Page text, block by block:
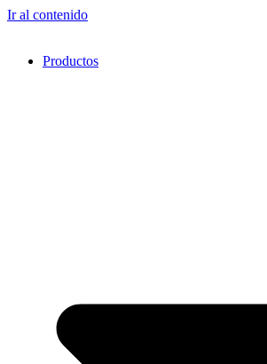
Ir al contenido
Productos